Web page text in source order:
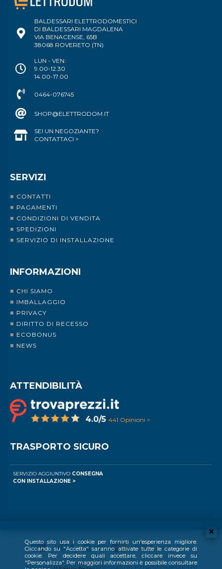
Questo sito usa i cookie per fornirti un'esperienza migliore.
Cliccando su "Accetta" saranno attivate tutte le categorie di
cookie. Per decidere quali accettare, cliccare invece su
"Personalizza". Per maggiori informazioni è possibile consultare
BALDESSARI ELETTRODOMESTICI
DI BALDESSARI MAGDALENA
VIA BENACENSE, 65B
38068 ROVERETO (TN)
LUN - VEN:
9.00-12.30
14.00-17.00
0464-076745
SHOP@ELETTRODOM.IT
SEI UN NEGOZIANTE?
CONTATTACI >
SERVIZI
CONTATTI
PAGAMENTI
CONDIZIONI DI VENDITA
SPEDIZIONI
SERVIZIO DI INSTALLAZIONE
INFORMAZIONI
CHI SIAMO
IMBALLAGGIO
PRIVACY
DIRITTO DI RECESSO
ECOBONUS
NEWS
ATTENDIBILITÀ
4.0/5 441 Opinioni >
TRASPORTO SICURO
SERVIZIO AGGIUNTIVO CONSEGNA
CON INSTALLAZIONE >